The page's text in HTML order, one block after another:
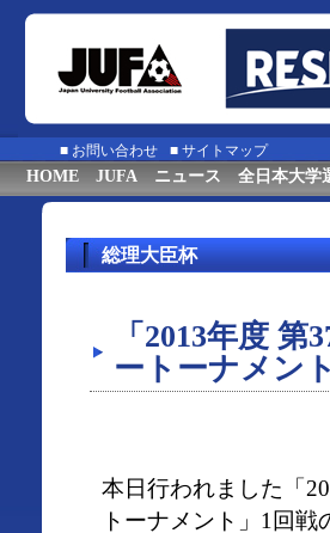
■ お問い合わせ ■ サイトマップ
HOME JUFA ニュース 全日本大学
総理大臣杯
「2013年度
ートーナメン
本日行われました「
トーナメント」1回